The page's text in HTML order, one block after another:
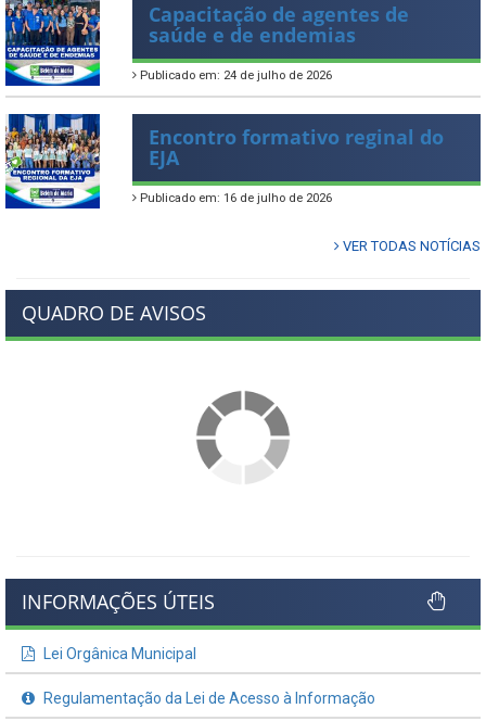
Capacitação de agentes de
saúde e de endemias
Publicado em: 24 de julho de 2026
Encontro formativo reginal do
EJA
Publicado em: 16 de julho de 2026
VER TODAS NOTÍCIAS
QUADRO DE AVISOS
INFORMAÇÕES ÚTEIS
Lei Orgânica Municipal
Regulamentação da Lei de Acesso à Informação